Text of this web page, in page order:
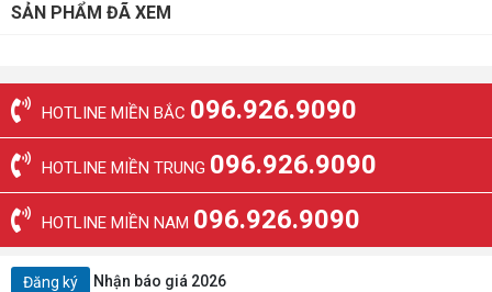
SẢN PHẨM ĐÃ XEM
HOTLINE MIỀN BẮC 096.926.9090
HOTLINE MIỀN TRUNG 096.926.9090
HOTLINE MIỀN NAM 096.926.9090
Đăng ký Nhận báo giá 2026